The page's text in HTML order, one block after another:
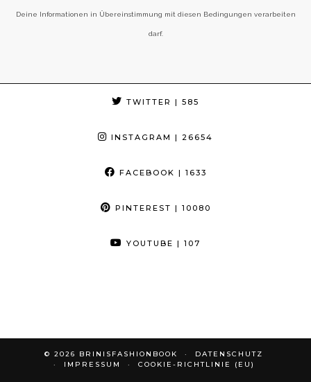
Deine Informationen in Übereinstimmung mit diesen Bedingungen verarbeiten
darf.
TWITTER | 585
INSTAGRAM | 26654
FACEBOOK | 1633
PINTEREST | 10080
YOUTUBE | 107
© 2026 BRINISFASHIONBOOK
DATENSCHUTZ
IMPRESSUM
COOKIE-RICHTLINIE (EU)